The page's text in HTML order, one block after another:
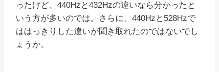
ったけど、440Hzと432Hzの違いなら分かったと
いう方が多いのでは。さらに、440Hzと528Hzで
ははっきりした違いが聞き取れたのではないでし
ょうか。